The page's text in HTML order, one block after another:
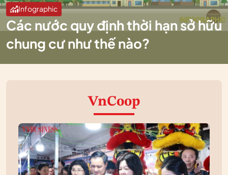
Infographic
Các nước quy định thời hạn sở hữu
chung cư như thế nào?
VnCoop